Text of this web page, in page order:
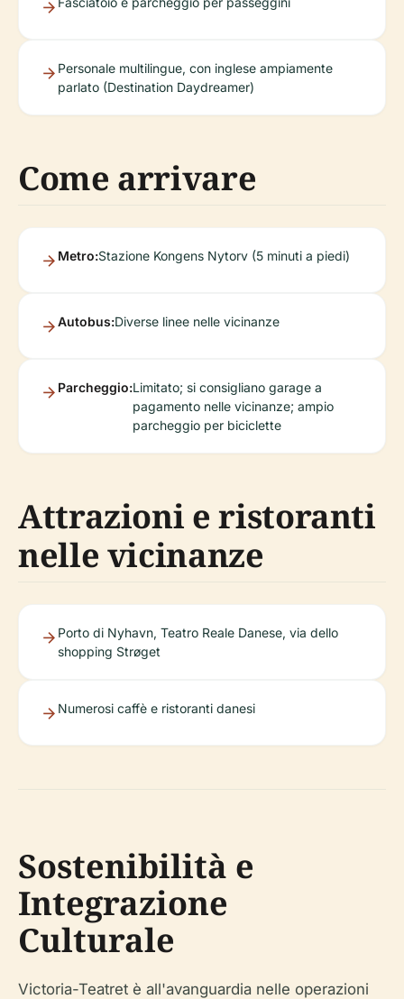
Personale multilingue, con inglese ampiamente
parlato (Destination Daydreamer)
Come arrivare
Metro:Stazione Kongens Nytorv (5 minuti a piedi)
Autobus:Diverse linee nelle vicinanze
Parcheggio:Limitato; si consigliano garage a
pagamento nelle vicinanze; ampio
parcheggio per biciclette
Attrazioni e ristoranti
nelle vicinanze
Porto di Nyhavn, Teatro Reale Danese, via dello
shopping Strøget
Numerosi caffè e ristoranti danesi
Sostenibilità e
Integrazione
Culturale
Victoria-Teatret è all'avanguardia nelle operazioni